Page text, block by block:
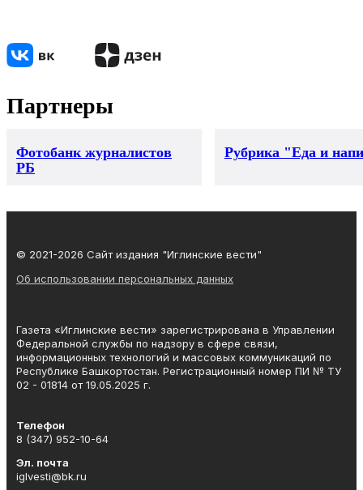
Партнеры
Фотобанк журналистов
РБ
Рубрика "Еда и
© 2021-2026 Сайт издания "Иглинские вести"
Об использовании персональных данных
Газета «Иглинские вести» зарегистрирована в Управлении
Федеральной службы по надзору в сфере связи,
информационных технологий и массовых коммуникаций по
Республике Башкортостан. Регистрационный номер ПИ № ТУ
02 - 01814 от 19.05.2025 г.
Телефон
8 (347) 952-10-64
Эл. почта
iglvesti@bk.ru